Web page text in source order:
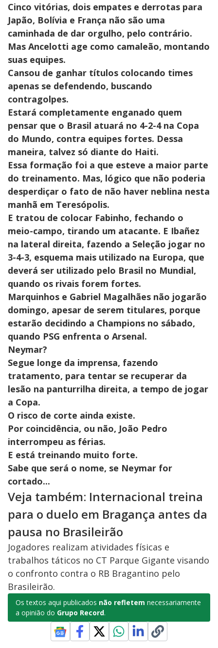
Cinco vitórias, dois empates e derrotas para
Japão, Bolívia e França não são uma
caminhada de dar orgulho, pelo contrário.
Mas Ancelotti age como camaleão, montando
suas equipes.
Cansou de ganhar títulos colocando times
apenas se defendendo, buscando
contragolpes.
Estará completamente enganado quem
pensar que o Brasil atuará no 4-2-4 na Copa
do Mundo, contra equipes fortes. Dessa
maneira, talvez só diante do Haiti.
Essa formação foi a que esteve a maior parte
do treinamento. Mas, lógico que não poderia
desperdiçar o fato de não haver neblina nesta
manhã em Teresópolis.
E tratou de colocar Fabinho, fechando o
meio-campo, tirando um atacante. E Ibañez
na lateral direita, fazendo a Seleção jogar no
3-4-3, esquema mais utilizado na Europa, que
deverá ser utilizado pelo Brasil no Mundial,
quando os rivais forem fortes.
Marquinhos e Gabriel Magalhães não jogarão
domingo, apesar de serem titulares, porque
estarão decidindo a Champions no sábado,
quando PSG enfrenta o Arsenal.
Neymar?
Segue longe da imprensa, fazendo
tratamento, para tentar se recuperar da
lesão na panturrilha direita, a tempo de jogar
a Copa.
O risco de corte ainda existe.
Por coincidência, ou não, João Pedro
interrompeu as férias.
E está treinando muito forte.
Sabe que será o nome, se Neymar for
cortado...
Veja também: Internacional treina
para o duelo em Bragança antes da
pausa no Brasileirão
Jogadores realizam atividades físicas e
trabalhos táticos no CT Parque Gigante visando
o confronto contra o RB Bragantino pelo
Brasileirão.
Os textos aqui publicados não refletem necessariamente
a opinião do Grupo Record.